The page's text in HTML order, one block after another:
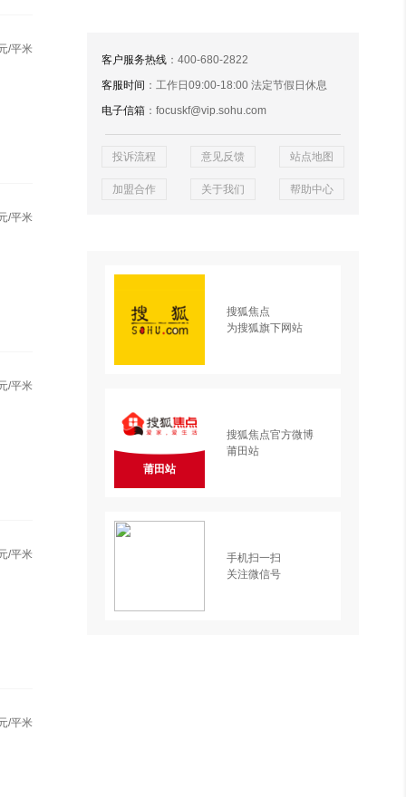
/平米
/平米
/平米
/平米
/平米
客户服务热线 ：400-680-2822
客服时间 ：工作日09:00-18:00 法定节假日休息
电子信箱 ：focuskf@vip.sohu.com
投诉流程 意见反馈 站点地图
加盟合作 关于我们 帮助中心
搜狐焦点
为搜狐旗下网站
莆田站
搜狐焦点官方微博
莆田站
手机扫一扫
关注微信号